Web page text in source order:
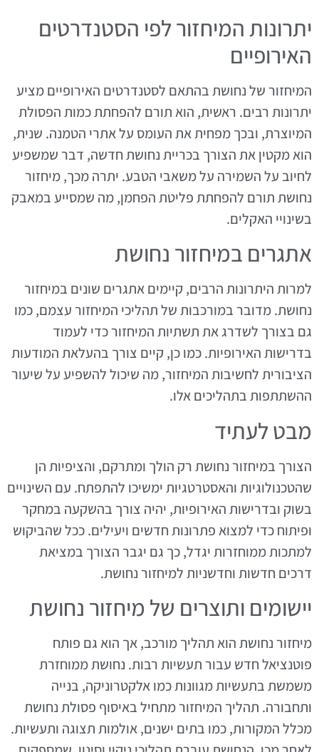
יתרונות המיחזור לפי הסטנדרטים
האירופיים
המיחזור של נחושת בהתאם לסטנדרטים האירופיים מציע
יתרונות רבים. ראשית, הוא תורם להפחתת כמות הפסולת
המיוצרת, ובכך מפחית את העומס על אתרי הטמנה. שנית,
הוא מקטין את הצורך בכריית נחושת חדשה, דבר שמשפיע
לחיוב על השמירה על משאבי הטבע. יתרה מכך, מיחזור
נחושת תורם להפחתת פליטת הפחמן, מה שמסייע במאבק
בשינויי האקלים.
אתגרים במיחזור נחושת
למרות היתרונות הרבים, קיימים אתגרים שונים במיחזור
נחושת. מדובר במורכבות של תהליכי המיחזור עצמם, כמו
גם בצורך לשדרג את תשתיות המיחזור כדי לעמוד
בדרישות האירופיות. כמו כן, קיים צורך בהעלאת המודעות
הציבורית לחשיבות המיחזור, מה שיכול להשפיע על שיעור
ההשתתפות בתהליכים אלו.
מבט לעתיד
הצורך במיחזור נחושת רק הולך ומתרקם, והציפיות הן
שהטכנולוגיות והאסטרטגיות ימשיכו להתפתח. עם השינויים
בשוק ובדרישות האירופיות, יהיה צורך בהשקעה במחקר
ופיתוח כדי למצוא פתרונות חדשים ויעילים. ככל שהביקוש
למתכות ממוחזרות יגדל, כך גם יגבר הצורך במציאת
דרכים חדשות וחדשניות למיחזור נחושת.
יישומים ותוצרים של מיחזור נחושת
מיחזור נחושת הוא תהליך מורכב, אך הוא גם פותח
פוטנציאל חדש עבור תעשיות רבות. נחושת ממוחזרת
משמשת בתעשיות מגוונות כמו אלקטרוניקה, בנייה
ותחבורה. תהליך המיחזור מתחיל באיסוף פסולת נחושת
מכלל המקורות, כמו בתים ישנים, אולמות תצוגה ותעשיות.